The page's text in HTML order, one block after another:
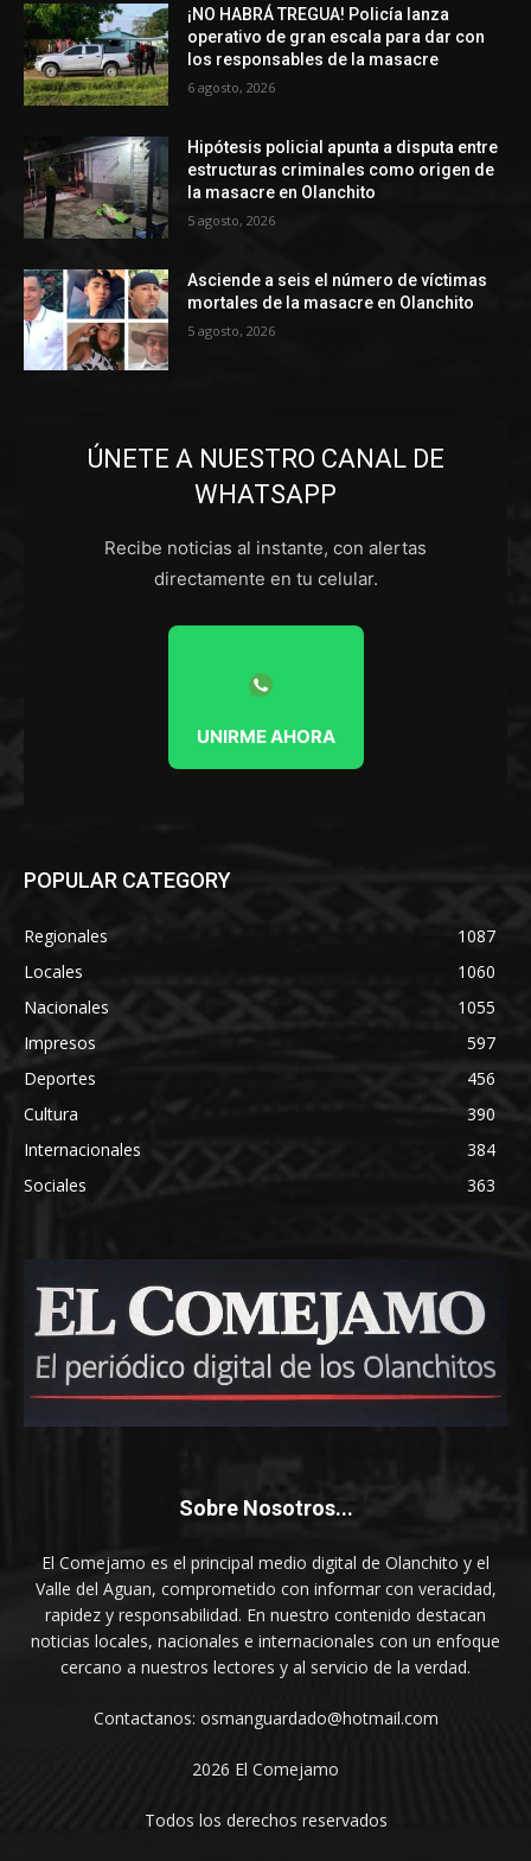
¡NO HABRÁ TREGUA! Policía lanza
operativo de gran escala para dar con
los responsables de la masacre
6 agosto, 2026
Hipótesis policial apunta a disputa entre
estructuras criminales como origen de
la masacre en Olanchito
5 agosto, 2026
Asciende a seis el número de víctimas
mortales de la masacre en Olanchito
5 agosto, 2026
ÚNETE A NUESTRO CANAL DE
WHATSAPP
Recibe noticias al instante, con alertas
directamente en tu celular.
UNIRME AHORA
POPULAR CATEGORY
Regionales
1087
Locales
1060
Nacionales
1055
Impresos
597
Deportes
456
Cultura
390
Internacionales
384
Sociales
363
Sobre Nosotros...
El Comejamo es el principal medio digital de Olanchito y el
Valle del Aguan, comprometido con informar con veracidad,
rapidez y responsabilidad. En nuestro contenido destacan
noticias locales, nacionales e internacionales con un enfoque
cercano a nuestros lectores y al servicio de la verdad.
Contactanos: osmanguardado@hotmail.com
2026 El Comejamo
Todos los derechos reservados